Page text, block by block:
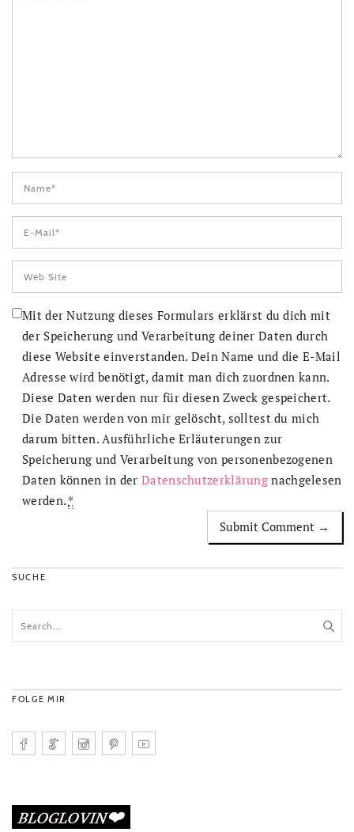
Mit der Nutzung dieses Formulars erklärst du dich mit
der Speicherung und Verarbeitung deiner Daten durch
diese Website einverstanden. Dein Name und die E-Mail
Adresse wird benötigt, damit man dich zuordnen kann.
Diese Daten werden nur für diesen Zweck gespeichert.
Die Daten werden von mir gelöscht, solltest du mich
darum bitten. Ausführliche Erläuterungen zur
Speicherung und Verarbeitung von personenbezogenen
Daten können in derDatenschutzerklärung nachgelesen
werden. *
SUCHE
FOLGE MIR